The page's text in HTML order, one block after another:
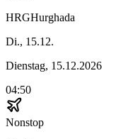
HRGHurghada
Di., 15.12.
Dienstag, 15.12.2026
04:50
Nonstop